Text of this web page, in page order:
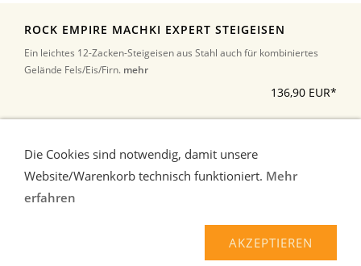
ROCK EMPIRE MACHKI EXPERT STEIGEISEN
Ein leichtes 12-Zacken-Steigeisen aus Stahl auch für kombiniertes
Gelände Fels/Eis/Firn. mehr
136,90 EUR*
*Alle Preise inkl. Umsatzsteuer, zuzüglich Versand
AGB
Widerrufsrecht
Kontakt/Impressum
Über uns
Haftungsausschluss
Hilfe
Die Cookies sind notwendig, damit unsere
Website/Warenkorb technisch funktioniert. Mehr
erfahren
AKZEPTIEREN